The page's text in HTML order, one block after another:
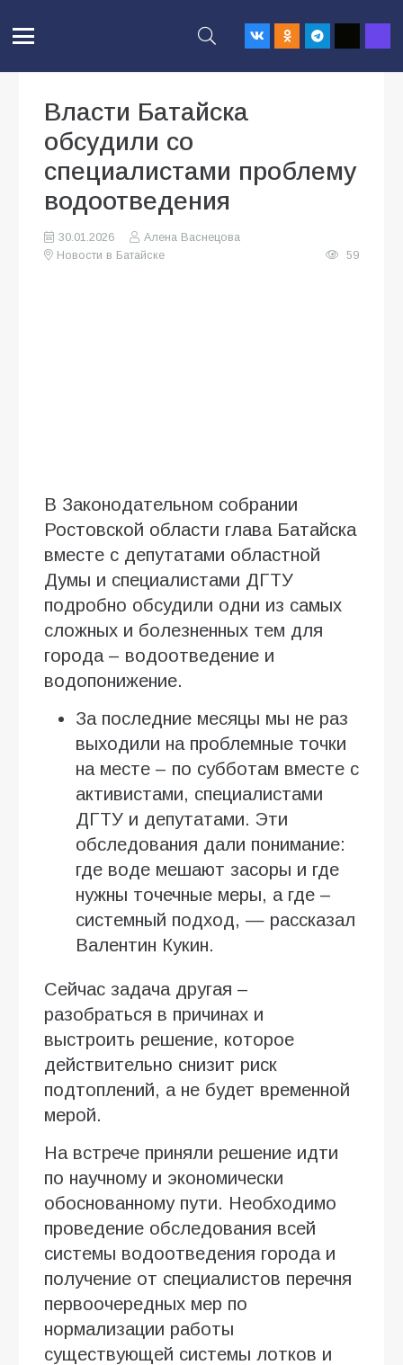
Власти Батайска
обсудили со
специалистами проблему
водоотведения
30.01.2026
Алена Васнецова
Новости в Батайске
59
В Законодательном собрании
Ростовской области глава Батайска
вместе с депутатами областной
Думы и специалистами ДГТУ
подробно обсудили одни из самых
сложных и болезненных тем для
города – водоотведение и
водопонижение.
За последние месяцы мы не раз
выходили на проблемные точки
на месте – по субботам вместе с
активистами, специалистами
ДГТУ и депутатами. Эти
обследования дали понимание:
где воде мешают засоры и где
нужны точечные меры, а где –
системный подход, — рассказал
Валентин Кукин.
Сейчас задача другая –
разобраться в причинах и
выстроить решение, которое
действительно снизит риск
подтоплений, а не будет временной
мерой.
На встрече приняли решение идти
по научному и экономически
обоснованному пути. Необходимо
проведение обследования всей
системы водоотведения города и
получение от специалистов перечня
первоочередных мер по
нормализации работы
существующей системы лотков и